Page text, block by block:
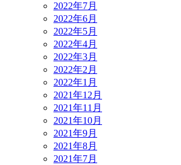
2022年7月
2022年6月
2022年5月
2022年4月
2022年3月
2022年2月
2022年1月
2021年12月
2021年11月
2021年10月
2021年9月
2021年8月
2021年7月